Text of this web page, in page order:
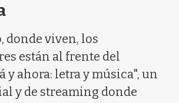
donde viven, los
están al frente del
y ahora: letra y música", un
y de streaming donde